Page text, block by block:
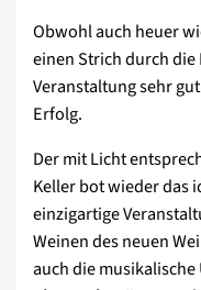
Obwohl auch heuer
einen Strich durch die
Veranstaltung sehr
Erfolg.
Der mit Licht
Keller bot wieder das
einzigartige
Weinen des neuen
auch die